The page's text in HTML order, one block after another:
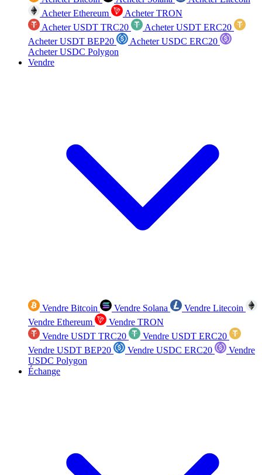
Acheter Ethereum
Acheter TRON
Acheter USDT TRC20
Acheter USDT ERC20
Acheter USDT BEP20
Acheter USDC ERC20
Acheter USDC Polygon
Vendre
Vendre Bitcoin Vendre Solana
Vendre Litecoin
Vendre Ethereum
Vendre TRON
Vendre USDT TRC20
Vendre USDT ERC20
Vendre USDT BEP20
Vendre USDC ERC20
Vendre
USDC Polygon
Échange